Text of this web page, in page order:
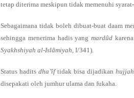
tetap diterima meskipun tidak memenuhi
Sebagaimana tidak boleh dibuat-buat daam
sehingga menerima hadis yangmardûd
Syakhshiyah al-Islâmiyah, I/341).
Status hadits dha’îftidak bisa dijadikan hujjah
disepakati oleh jumhur ulama dan fukaha.